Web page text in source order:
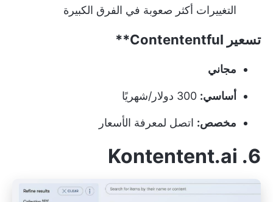
التغييرات أكثر صعوبة في الفرق الكبيرة
تسعير Contententful**
مجاني
أساسي:
مخصص: اتصل لمعرفة الأسعار
6. Kontentent.ai